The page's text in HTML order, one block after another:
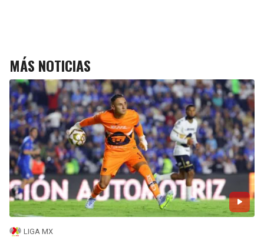
MÁS NOTICIAS
LIGA MX